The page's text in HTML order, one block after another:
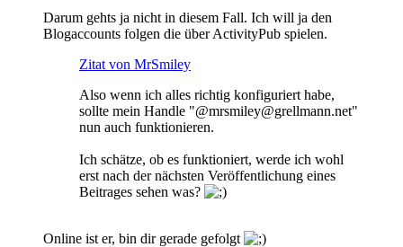
Darum gehts ja nicht in diesem Fall. Ich will ja den
Blogaccounts folgen die über ActivityPub spielen.
Zitat von MrSmiley
Also wenn ich alles richtig konfiguriert habe,
sollte mein Handle "@mrsmiley@grellmann.net"
nun auch funktionieren.
Ich schätze, ob es funktioniert, werde ich wohl
erst nach der nächsten Veröffentlichung eines
Beitrages sehen was?
Online ist er, bin dir gerade gefolgt